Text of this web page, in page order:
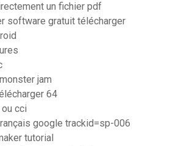
un fichier pdf
software gratuit télécharger
jam
64
cci
google trackid=sp-006
tutorial